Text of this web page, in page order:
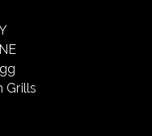
Grills